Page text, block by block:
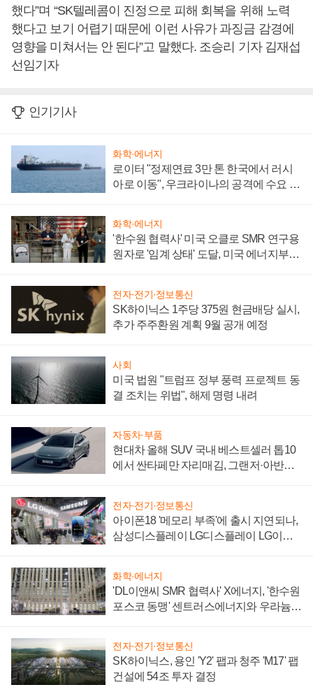
했다”며 “SK텔레콤이 진정으로 피해 회복을 위해 노력
했다고 보기 어렵기 때문에 이런 사유가 과징금 감경에
영향을 미쳐서는 안 된다”고 말했다. 조승리 기자 김재섭
선임기자
인기기사
화학·에너지
로이터 "정제연료 3만 톤 한국에서 러시
아로 이동", 우크라이나의 공격에 수요 늘
화학·에너지
'한수원 협력사' 미국 오클로 SMR 연구용
원자로 '임계 상태' 도달, 미국 에너지부
전자·전기·정보통신
SK하이닉스 1주당 375원 현금배당 실시,
추가 주주환원 계획 9월 공개 예정
사회
미국 법원 "트럼프 정부 풍력 프로젝트 동
결 조치는 위법", 해제 명령 내려
자동차·부품
현대차 올해 SUV 국내 베스트셀러 톱10
에서 싼타페만 자리매김, 그랜저·아반떼
전자·전기·정보통신
아이폰18 '메모리 부족'에 출시 지연되나,
삼성디스플레이 LG디스플레이 LG이노
화학·에너지
'DL이앤씨 SMR 협력사' X에너지, '한수원
포스코 동맹' 센트러스에너지와 우라늄
전자·전기·정보통신
SK하이닉스, 용인 'Y2' 팹과 청주 'M17' 팹
건설에 54조 투자 결정